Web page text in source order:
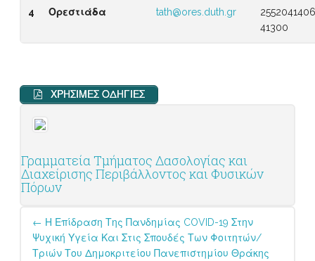
4 Ορεστιάδα tath@ores.duth.gr
41300
ΧΡΗΣΙΜΕΣ ΟΔΗΓΙΕΣ
Γραμματεία Τμήματος Δασολογίας και
Διαχείρισης Περιβάλλοντος και Φυσικών
Πόρων
Post
navigation
← Η Επίδραση Της Πανδημίας COVID-19 Στην
Ψυχική Υγεία Και Στις Σπουδές Των Φοιτητών/
Τριών Του Δημοκριτείου Πανεπιστημίου Θράκης